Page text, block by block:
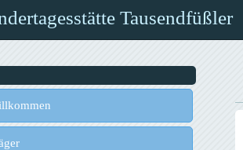
Tausendfüßler